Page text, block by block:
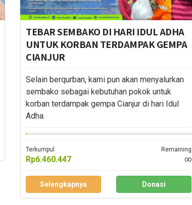
TEBAR SEMBAKO DI HARI IDUL ADHA
UNTUK KORBAN TERDAMPAK GEMPA
CIANJUR
Selain berqurban, kami pun akan menyalurkan
sembako sebagai kebutuhan pokok untuk
korban terdampak gempa Cianjur di hari Idul
Adha.
Terkumpul
Rp6.460.447
Remaining
∞
Selengkapnya Donasi